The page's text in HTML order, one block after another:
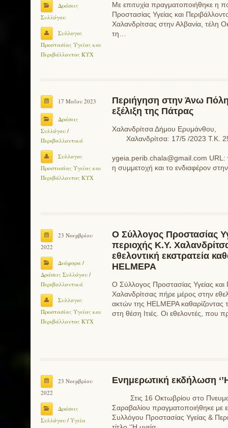
Δράσεις
Συλλόγου
Συλλογος
Προστασίας Υγείας και
Περιβάλλοντος ΚΥΧ
Με επιτυχία πραγματοποιήθηκε η
Προστασίας Υγείας και
Χαλανδρίτσας στην Αλβανία, τέλη
τη…
17 Μαΐου 2023
Δράσεις
Συλλόγου /
Περιβαλλοντικά
Συλλογος
Προστασίας Υγείας και
Περιβάλλοντος ΚΥΧ
Περιήγηση στην Άνω
εξέλιξη της Πάτρας
Χαλανδρίτσα
Χαλανδρίτσα: 17/5 /2023 T.Κ.
ygeia.perib.chala@gmail.com
η συμμετοχή και το ενδιαφέρον
23 Νοεμβρίου
2022
Διάφορα /
Δράσεις Συλλόγου /
Περιβαλλοντικά
Συλλογος
Προστασίας Υγείας και
Περιβάλλοντος ΚΥΧ
Ο Σύλλογος Προστασίας
περιοχής Κ.Υ.
εθελοντική εκστρατεία
HELMEPA
Ο Σύλλογος Προστασίας Υγείας και
Χαλανδρίτσας πήρε μέρος στην
ακτών της HELMEPA
στη θέση Ιτιές. Οι εθελοντές,
23 Νοεμβρίου
2022
Δράσεις
Συλλόγου / Υγεία
Ενημερωτική εκδήλωση ‘’Η
Στις 16 Οκτωβρίου στο
Σαραβαλίου πραγματοποιήθηκε με
Συλλόγου Προστασίας Υγείας &